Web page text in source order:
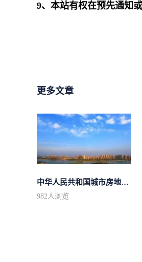
9、本站有权在预先通知
更多文章
中华人民共和国城市房地产管理法
982人浏览